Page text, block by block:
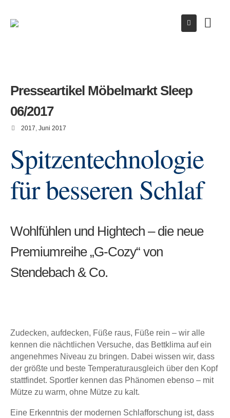
Presseartikel Möbelmarkt Sleep
06/2017
2017 Juni 2017
Spitzentechnologie
für besseren Schlaf
Wohlfühlen und Hightech – die neue
Premiumreihe „G-Cozy“ von
Stendebach & Co.
Zudecken, aufdecken, Füße raus, Füße rein – wir alle
kennen die nächtlichen Versuche, das Bettklima auf ein
angenehmes Niveau zu bringen. Dabei wissen wir, dass
der größte und beste Temperaturausgleich über den Kopf
stattfindet. Sportler kennen das Phänomen ebenso – mit
Mütze zu warm, ohne Mütze zu kalt.
Eine Erkenntnis der modernen Schlafforschung ist, dass